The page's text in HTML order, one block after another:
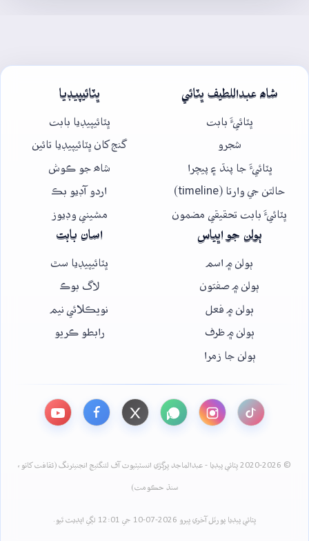
شاھ عبداللطيف ڀٽائي
ڀٽائيءَ بابت
شجرو
ڀٽائيءَ جا پنڌ ۽ پيچرا
حالتن جي وارتا (timeline)
ڀٽائيءَ بابت تحقيقي مضمون
ڀٽائيپيڊيا
ڀٽائيپيڊيا بابت
گنج کان ڀٽائيپيڊيا تائين
شاھ جو ڪوش
اردو آڊيو بڪ
مشيني وڊيوز
ٻولن جو اڀياس
ٻولن ۾ اسم
ٻولن ۾ صفتون
ٻولن ۾ فعل
ٻولن ۾ ظرف
ٻولن جا زمرا
اسان بابت
ڀٽائيپيڊيا سٿ
لاگ بوڪ
نويڪلائي نيم
رابطو ڪريو
© 2020-2026 ڀٽائي پيڊيا - عبدالماجد ڀرڳڙي انسٽيٽيوٽ آف لئنگئيج انجنيئرنگ (ثقافت کاتو،
سنڌ حڪومت)
ڀٽائي پيڊيا پورٽل آخري ڀيرو 2026-07-10 جي 12:01 لڳي اپڊيٽ ٿيو.